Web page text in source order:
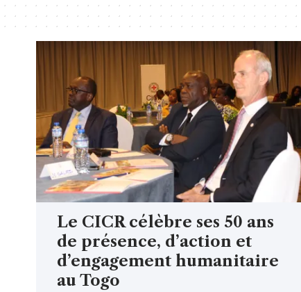
Le CICR célèbre ses 50 ans
de présence, d’action et
d’engagement humanitaire
au Togo